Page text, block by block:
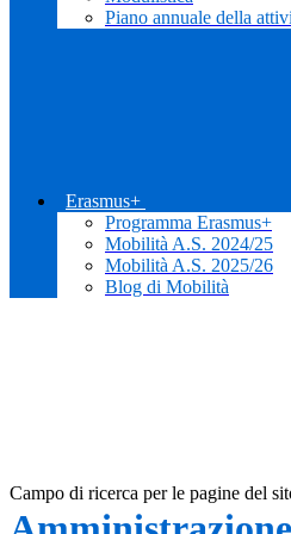
Piano annuale della
Erasmus+
Programma Erasmus+
Mobilità A.S. 2024/25
Mobilità A.S. 2025/26
Blog di Mobilità
Campo di ricerca per le pagine del